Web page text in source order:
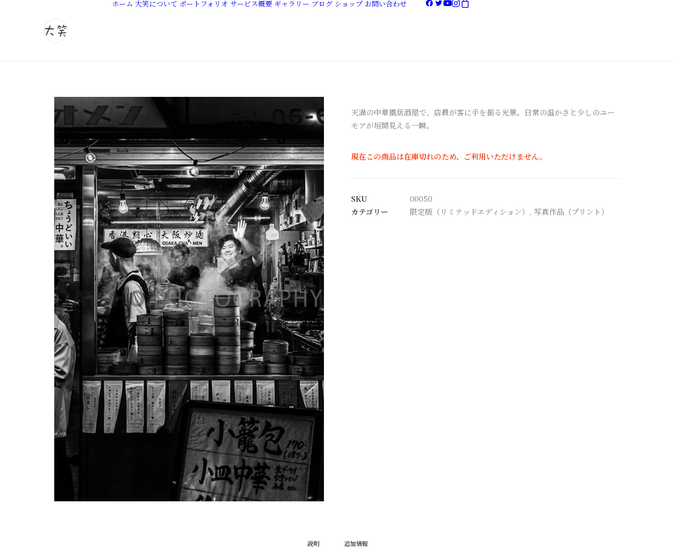
ホーム 大笑について ポートフォリオ サービス概要 ギャラリー ブログ ショップ お問い合わせ
天満の中華風居酒屋で、店員が客に手を振る光景。日常の温かさと少しのユー
モアが垣間見える一瞬。
現在この商品は在庫切れのため、ご利用いただけません。
SKU
00050
カテゴリー
限定版（リミテッドエディション） , 写真作品（プリント）
説明 追加情報